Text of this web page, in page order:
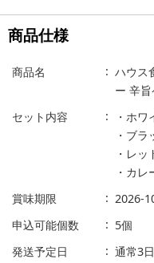
商品仕様
商品名
ハウス
ー 辛
セット内容
・ホ
・ブ
・レ
・カ
賞味期限
2026-
申込可能個数
5個
発送予定日
通常3